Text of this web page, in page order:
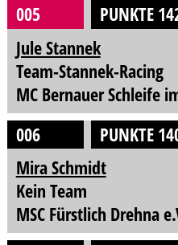
005
PUNKTE
Jule Stannek
Team-Stannek-Racing
MC Bernauer Schleife
006
PUNKTE
Mira Schmidt
Kein Team
MSC Fürstlich Drehna